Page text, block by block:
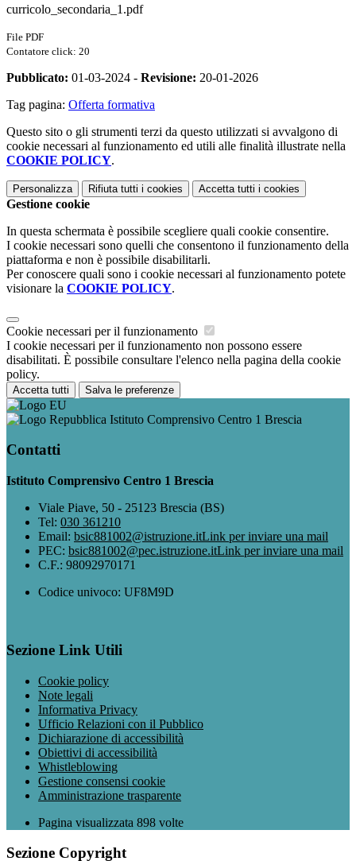
curricolo_secondaria_1.pdf
File PDF
Contatore click: 20
Pubblicato: 01-03-2024 - Revisione: 20-01-2026
Tag pagina: Offerta formativa
Questo sito o gli strumenti terzi da questo utilizzati si avvalgono di
cookie necessari al funzionamento ed utili alle finalità illustrate nella
COOKIE POLICY.
Personalizza Rifiuta tutti i cookies Accetta tutti i cookies
Gestione cookie
In questa schermata è possibile scegliere quali cookie consentire.
I cookie necessari sono quelli che consentono il funzionamento della
piattaforma e non è possibile disabilitarli.
Per conoscere quali sono i cookie necessari al funzionamento potete
visionare la COOKIE POLICY.
Cookie necessari per il funzionamento
I cookie necessari per il funzionamento non possono essere
disabilitati. È possibile consultare l'elenco nella pagina della cookie
policy.
Accetta tutti Salva le preferenze
Istituto Comprensivo Centro 1 Brescia
Contatti
Istituto Comprensivo Centro 1 Brescia
Viale Piave, 50 - 25123 Brescia (BS)
Tel: 030 361210
Email: bsic881002@istruzione.itLink per inviare una mail
PEC: bsic881002@pec.istruzione.itLink per inviare una mail
C.F.: 98092970171
Codice univoco: UF8M9D
Sezione Link Utili
Cookie policy
Note legali
Informativa Privacy
Ufficio Relazioni con il Pubblico
Dichiarazione di accessibilità
Obiettivi di accessibilità
Whistleblowing
Gestione consensi cookie
Amministrazione trasparente
Pagina visualizzata 898 volte
Sezione Copyright